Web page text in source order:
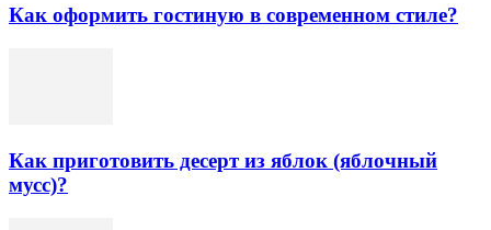
Как оформить гостиную в современном стиле?
Как приготовить десерт из яблок (яблочный
мусс)?